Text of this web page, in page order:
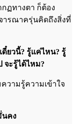
กฏทางตา ก็ต้อง
ารณาครุ่นคิดถึงสิ่งที่
ยวนี้? รู้แค่ไหน? รู้
จะรู้ได้ไหม?
วามรู้ความเข้าใจ
นคง